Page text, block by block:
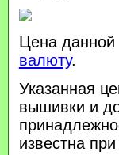
Цена данной
валюту.
Указанная
вышивки и
известна